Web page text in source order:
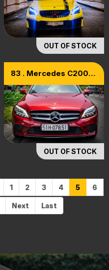
OUT OF STOCK
83 . Mercedes C200
Đỏ Nội Thất Kem
OUT OF STOCK
1 2 3 4 5 6
Next Last